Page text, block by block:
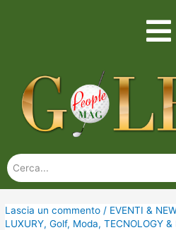
Lascia un commento / EVENTI &
LUXURY,Golf, Moda,TECNOLOGY &